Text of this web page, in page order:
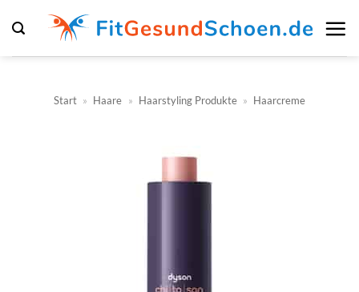
Inhalt
springen
Start » Haare » Haarstyling Produkte » Haarcreme